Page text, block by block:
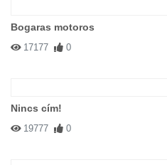
Bogaras motoros
17177 0
Nincs cím!
19777 0